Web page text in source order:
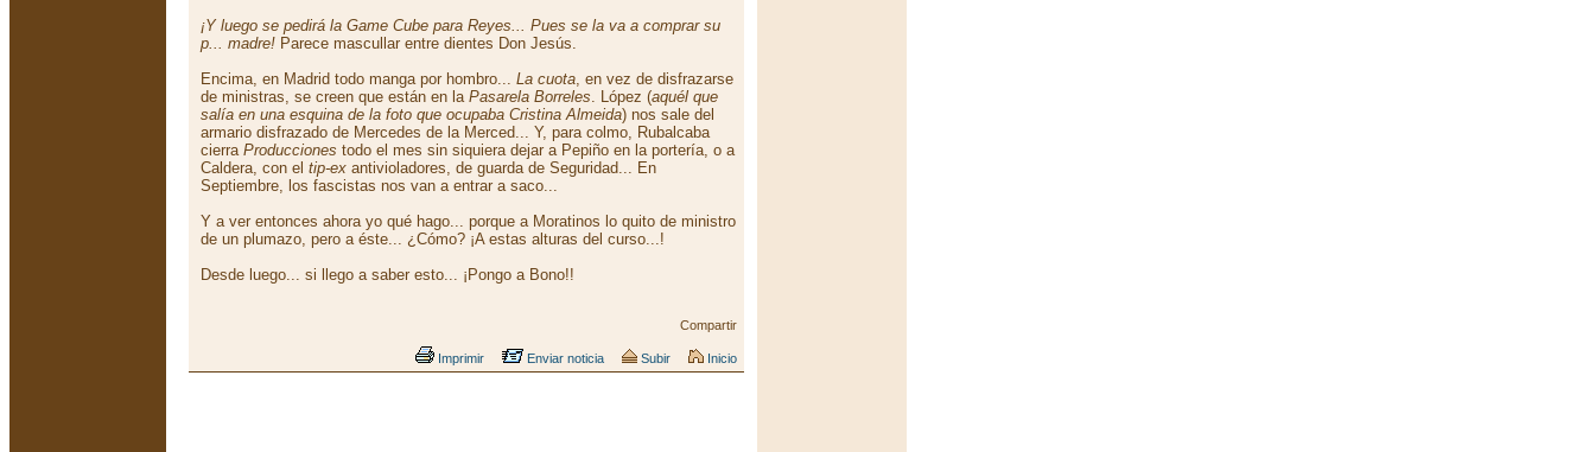
¡Y luego se pedirá la Game Cube para Reyes... Pues se la va a comprar su
p... madre! Parece mascullar entre dientes Don Jesús.
Encima, en Madrid todo manga por hombro... La cuota, en vez de disfrazarse
de ministras, se creen que están en la Pasarela Borreles. López (aquél que
salía en una esquina de la foto que ocupaba Cristina Almeida) nos sale del
armario disfrazado de Mercedes de la Merced... Y, para colmo, Rubalcaba
cierra Producciones todo el mes sin siquiera dejar a Pepiño en la portería, o a
Caldera, con el tip-ex antivioladores, de guarda de Seguridad... En
Septiembre, los fascistas nos van a entrar a saco...
Y a ver entonces ahora yo qué hago... porque a Moratinos lo quito de ministro
de un plumazo, pero a éste... ¿Cómo? ¡A estas alturas del curso...!
Desde luego... si llego a saber esto... ¡Pongo a Bono!!
Compartir
Imprimir Enviar noticia Subir Inicio